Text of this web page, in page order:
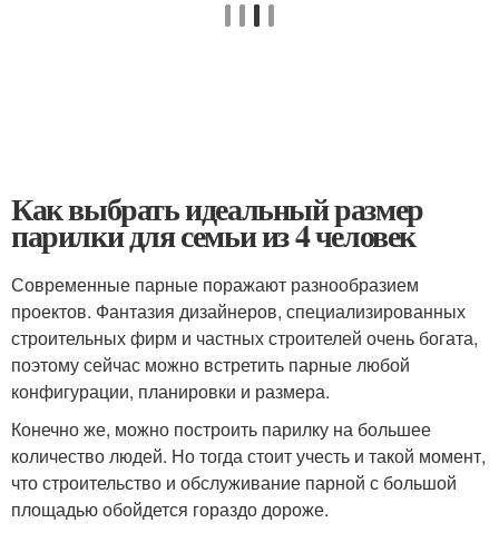
Как выбрать идеальный размер
парилки для семьи из 4 человек
Современные парные поражают разнообразием
проектов. Фантазия дизайнеров, специализированных
строительных фирм и частных строителей очень богата,
поэтому сейчас можно встретить парные любой
конфигурации, планировки и размера.
Конечно же, можно построить парилку на большее
количество людей. Но тогда стоит учесть и такой момент,
что строительство и обслуживание парной с большой
площадью обойдется гораздо дороже.